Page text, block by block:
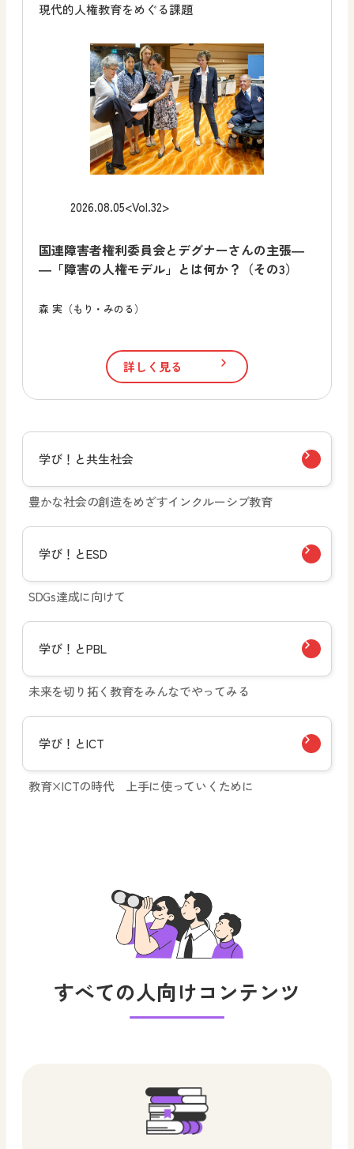
現代的人権教育をめぐる課題
2026.08.05<Vol.32>
国連障害者権利委員会とデグナーさんの主張―
―「障害の人権モデル」とは何か？（その3）
森 実（もり・みのる）
詳しく見る
学び！と共生社会
豊かな社会の創造をめざすインクルーシブ教育
学び！とESD
SDGs達成に向けて
学び！とPBL
未来を切り拓く教育をみんなでやってみる
学び！とICT
教育×ICTの時代 上手に使っていくために
すべての人向けコンテンツ